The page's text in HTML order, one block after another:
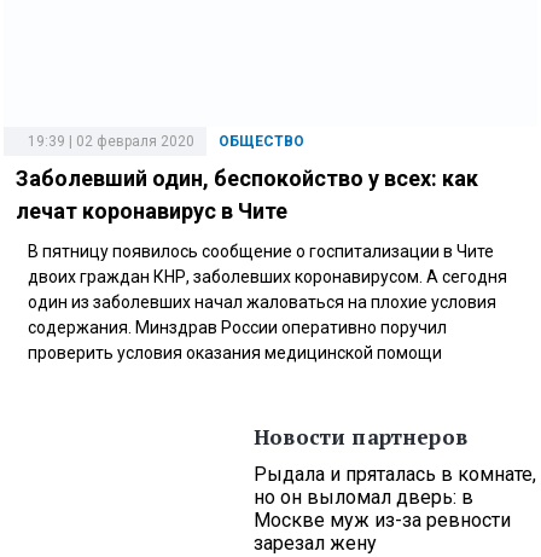
19:39 | 02 февраля 2020 ОБЩЕСТВО
Заболевший один, беспокойство у всех: как
лечат коронавирус в Чите
В пятницу появилось сообщение о госпитализации в Чите
двоих граждан КНР, заболевших коронавирусом. А сегодня
один из заболевших начал жаловаться на плохие условия
содержания. Минздрав России оперативно поручил
проверить условия оказания медицинской помощи
Новости партнеров
Рыдала и пряталась в комнате,
но он выломал дверь: в
Москве муж из-за ревности
зарезал жену